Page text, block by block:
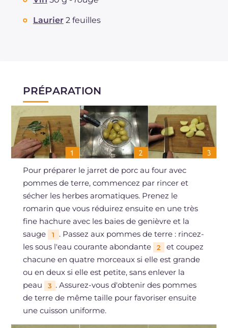
Laurier 2 feuilles
PRÉPARATION
Pour préparer le jarret de porc au four avec
pommes de terre, commencez par rincer et
sécher les herbes aromatiques. Prenez le
romarin que vous réduirez ensuite en une très
fine hachure avec les baies de genièvre et la
sauge
1
. Passez aux pommes de terre : rincez-
les sous l'eau courante abondante
2
et coupez
chacune en quatre morceaux si elle est grande
ou en deux si elle est petite, sans enlever la
peau
3 . Assurez-vous d'obtenir des pommes
de terre de même taille pour favoriser ensuite
une cuisson uniforme.